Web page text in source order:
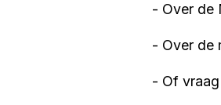
- Over de
- Over de
- Of